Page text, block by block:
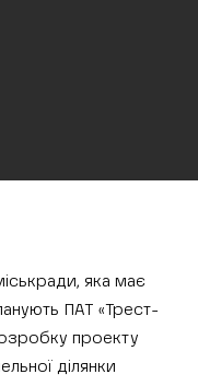
яка має
ПАТ «Трест-
проекту
ділянки